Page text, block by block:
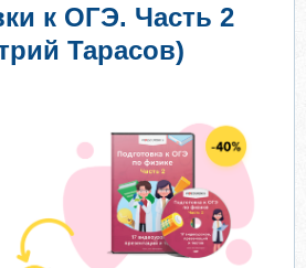
к ОГЭ. Часть 2
Тарасов)